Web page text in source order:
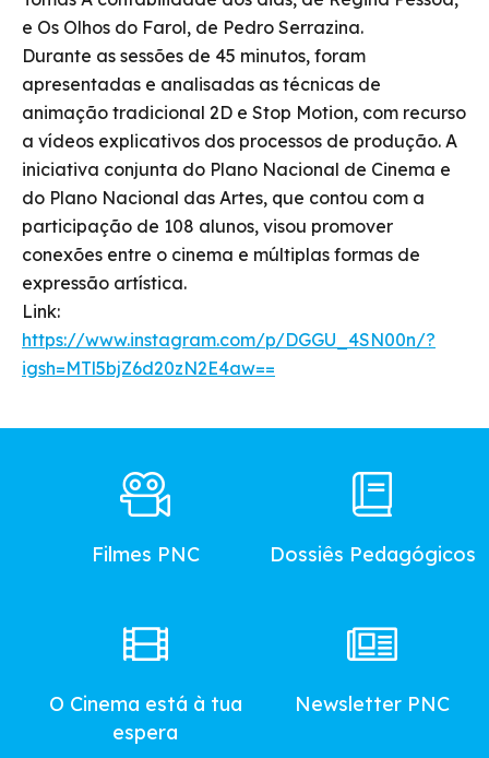
e Os Olhos do Farol, de Pedro Serrazina.
Durante as sessões de 45 minutos, foram
apresentadas e analisadas as técnicas de
animação tradicional 2D e Stop Motion, com recurso
a vídeos explicativos dos processos de produção. A
iniciativa conjunta do Plano Nacional de Cinema e
do Plano Nacional das Artes, que contou com a
participação de 108 alunos, visou promover
conexões entre o cinema e múltiplas formas de
expressão artística.
Link:
https://www.instagram.com/p/DGGU_4SN00n/?
igsh=MTl5bjZ6d20zN2E4aw==
Filmes PNC Dossiês Pedagógicos
O Cinema está à tua
espera
Newsletter PNC